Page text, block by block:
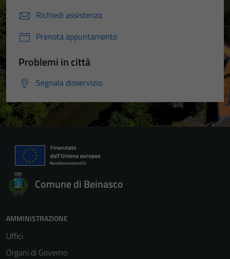
Richiedi assistenza
Prenota appuntamento
Problemi in città
Segnala disservizio
Comune di Beinasco
AMMINISTRAZIONE
Uffici
Organi di Governo